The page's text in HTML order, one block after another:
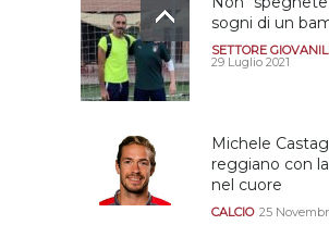
sogni di un
SETTORE
29 Luglio 2021
Michele
reggiano con
nel cuore
CALCIO 25